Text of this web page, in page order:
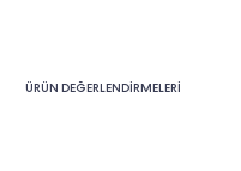
ÜRÜN DEĞERLENDİRMELERİ